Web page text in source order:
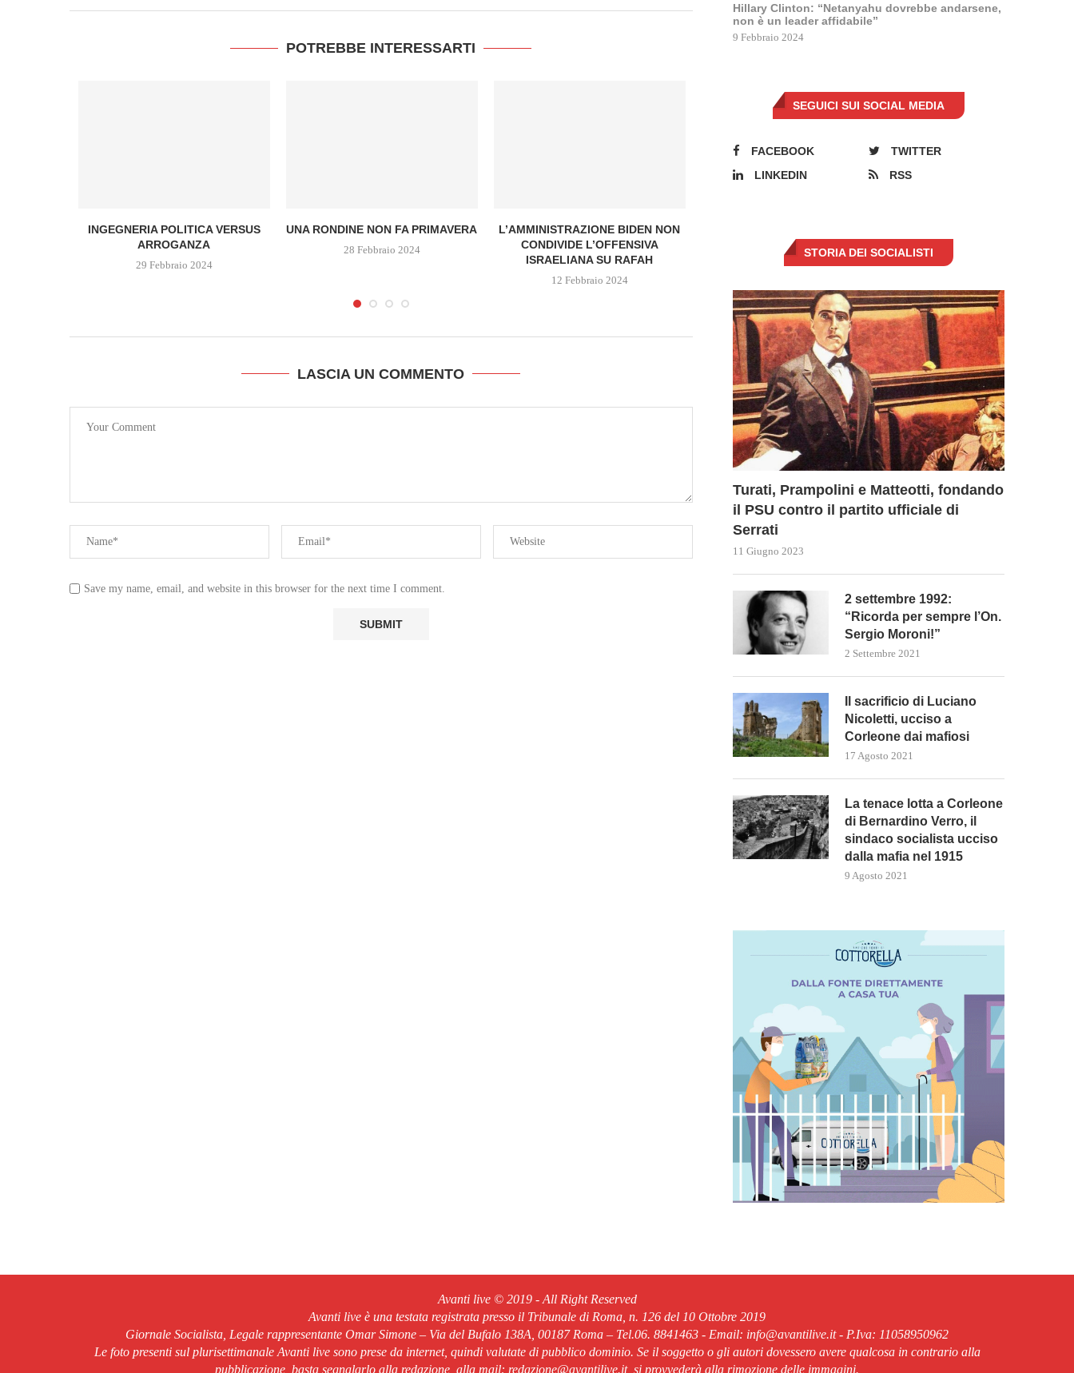
POTREBBE INTERESSARTI
INGEGNERIA POLITICA VERSUS
ARROGANZA
29 Febbraio 2024
UNA RONDINE NON FA PRIMAVERA
28 Febbraio 2024
L’AMMINISTRAZIONE BIDEN NON
CONDIVIDE L’OFFENSIVA
ISRAELIANA SU RAFAH
12 Febbraio 2024
dovrebbe andarsene, non è un...
9 Febbraio 2024
LASCIA UN COMMENTO
Save my name, email, and website in this browser for the next time I comment.
Hillary Clinton: “Netanyahu dovrebbe andarsene,
non è un leader affidabile”
9 Febbraio 2024
SEGUICI SUI SOCIAL MEDIA
FACEBOOK
TWITTER
LINKEDIN
RSS
STORIA DEI SOCIALISTI
Turati, Prampolini e Matteotti, fondando
il PSU contro il partito ufficiale di
Serrati
11 Giugno 2023
2 settembre 1992:
“Ricorda per sempre l’On.
Sergio Moroni!”
2 Settembre 2021
Il sacrificio di Luciano
Nicoletti, ucciso a
Corleone dai mafiosi
17 Agosto 2021
La tenace lotta a Corleone
di Bernardino Verro, il
sindaco socialista ucciso
dalla mafia nel 1915
9 Agosto 2021
Avanti live © 2019 - All Right Reserved
Avanti live è una testata registrata presso il Tribunale di Roma, n. 126 del 10 Ottobre 2019
Giornale Socialista, Legale rappresentante Omar Simone – Via del Bufalo 138A, 00187 Roma – Tel.06. 8841463 - Email: info@avantilive.it - P.Iva: 11058950962
Le foto presenti sul plurisettimanale Avanti live sono prese da internet, quindi valutate di pubblico dominio. Se il soggetto o gli autori dovessero avere qualcosa in contrario alla
pubblicazione, basta segnalarlo alla redazione, alla mail: redazione@avantilive.it, si provvederà alla rimozione delle immagini.